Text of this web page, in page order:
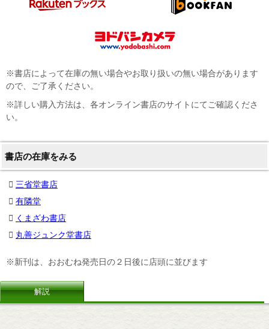
※書店によって在庫の無い場合やお取り扱いの無い場合があります
ので、ご了承ください。
※詳しい購入方法は、各オンライン書店のサイトにてご確認くださ
い。
書店の在庫をみる
三省堂書店
有隣堂
くまざわ書店
丸善ジュンク堂書店
※新刊は、おおむね発売日の２日後に店頭に並びます
解説